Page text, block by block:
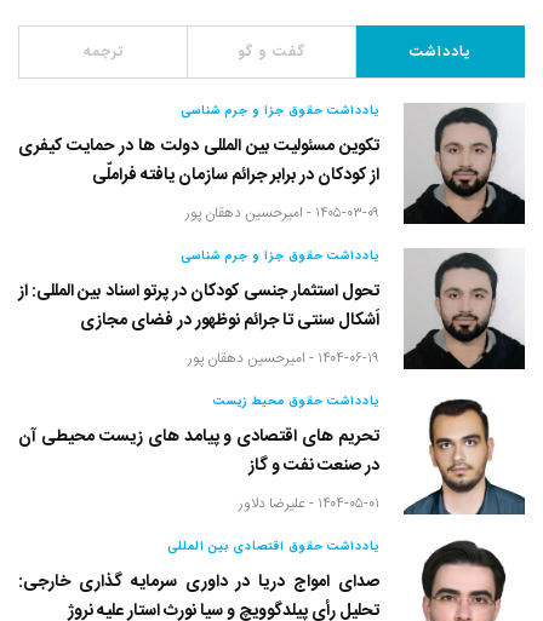
یادداشت گفت و گو ترجمه
یادداشت حقوق جزا و جرم شناسی
تکوین مسئولیت بین المللی دولت ها در حمایت کیفری
از کودکان در برابر جرائم سازمان یافته فراملّی
۱۴۰۵-۰۳-۰۹ - امیرحسین دهقان پور
یادداشت حقوق جزا و جرم شناسی
تحول استثمار جنسی کودکان در پرتو اسناد بین المللی: از
اَشکال سنتی تا جرائم نوظهور در فضای مجازی
۱۴۰۴-۰۶-۱۹ - امیرحسین دهقان پور
یادداشت حقوق محیط زیست
تحریم های اقتصادی و پیامد های زیست محیطی آن
در صنعت نفت و گاز
۱۴۰۴-۰۵-۰۱ - علیرضا دلاور
یادداشت حقوق اقتصادی بین المللی
صدای امواج دریا در داوری سرمایه گذاری خارجی:
تحلیل رأی پیلدگوویچ و سیا نورث استار علیه نروژ